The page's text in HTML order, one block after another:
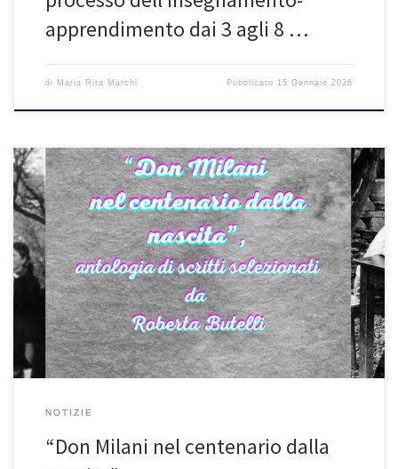
apprendimento dai 3 agli 8 …
di Maria Rita Marchi Pubblicato 15 Gennaio 2026
antologia di scritti selezionati da Roberta Butelli Un uomo libero.
L’ultima lezione di don Lorenzo MilaniCento anni fa, il 27 maggio
1923, nasceva a Firenze don Lorenzo Milani. Questo documentario
Gedi Visual va alla ricerca dei principali aspetti dell’esperienza
umana del priore di Barbiana provando ad attualizzarne il
pensiero: esistono […]
NOTIZIE
“Don Milani nel centenario dalla